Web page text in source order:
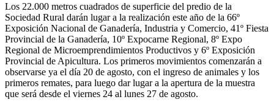
Los 22.000 metros cuadrados de superficie del predio de la
Sociedad Rural darán lugar a la realización este año de la 66º
Exposición Nacional de Ganadería, Industria y Comercio, 41º Fiesta
Provincial de la Ganadería, 10º Expocarne Regional, 8º Expo
Regional de Microemprendimientos Productivos y 6º Exposición
Provincial de Apicultura. Los primeros movimientos comenzarán a
observarse ya el día 20 de agosto, con el ingreso de animales y los
primeros remates, para luego dar lugar a la apertura de la muestra
que será desde el viernes 24 al lunes 27 de agosto.